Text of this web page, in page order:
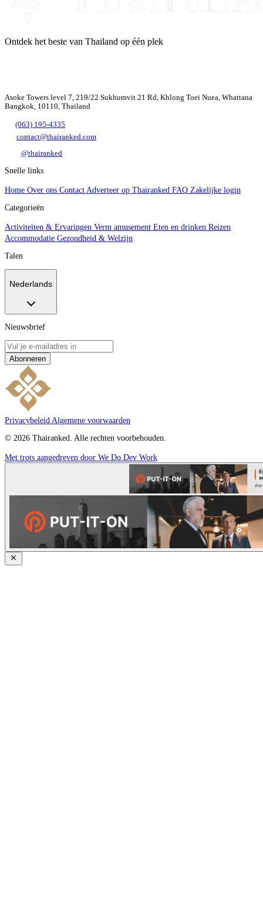
Ontdek het beste van Thailand op één plek
Asoke Towers level 7, 219/22 Sukhumvit 21 Rd, Khlong Toei Nuea, Whattana
Bangkok, 10110, Thailand
(063) 195-4335
contact@thairanked.com
@thairanked
Snelle links
Home Over ons Contact Adverteer op Thairanked FAQ Zakelijke login
Categorieën
Activiteiten & Ervaringen Verm amusement Eten en drinken Reizen
Accommodatie Gezondheid & Welzijn
Talen
Nederlands
Nieuwsbrief
Abonneren
Privacybeleid Algemene voorwaarden
© 2026 Thairanked. Alle rechten voorbehouden.
Met trots aangedreven door We Do Dev Work